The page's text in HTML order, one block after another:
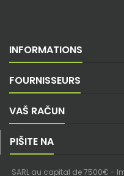
INFORMATIONS
FOURNISSEURS
VAŠ RAČUN
PIŠITE NA
SARL au capital de 7500€ -